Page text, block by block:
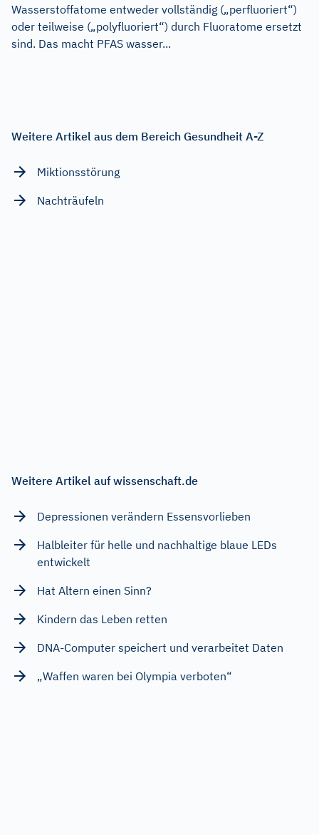
Wasserstoffatome entweder vollständig („perfluoriert“)
oder teilweise („polyfluoriert“) durch Fluoratome ersetzt
sind. Das macht PFAS wasser...
Weitere Artikel aus dem Bereich Gesundheit A-Z
Miktionsstörung
Nachträufeln
Weitere Artikel auf wissenschaft.de
Depressionen verändern Essensvorlieben
Halbleiter für helle und nachhaltige blaue LEDs
entwickelt
Hat Altern einen Sinn?
Kindern das Leben retten
DNA-Computer speichert und verarbeitet Daten
„Waffen waren bei Olympia verboten“